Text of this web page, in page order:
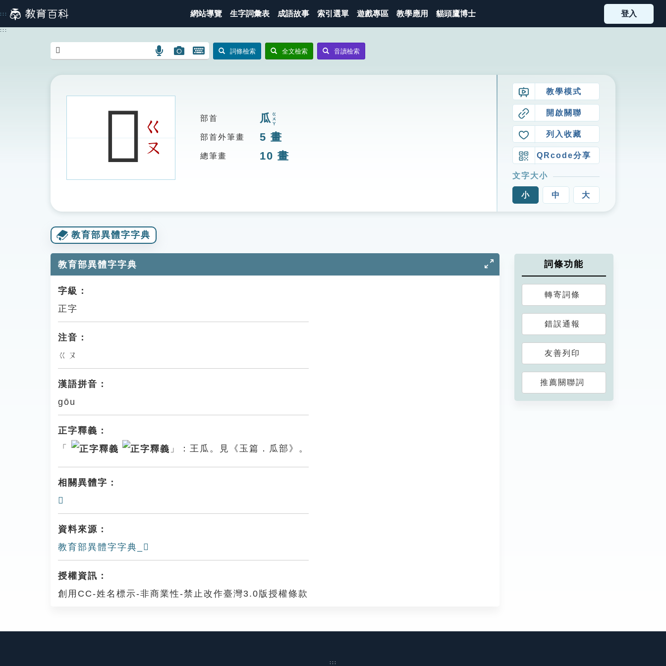
到
主
::: 網站導覽 生字詞彙表 成語故事 索引選單 遊戲專區 教學應用 貓頭鷹博士 登入
:::
語
搜
圖
圖
搜
開
鍵
詞條檢索 全文檢索 音讀檢索
𤫱ㄍ
ㄡ
部首 瓜 ㄍㄨㄚ
部首外筆畫 5 畫
總筆畫 10 畫
教學模式
開啟關聯
列入收藏
QRcode分享
文字大小
小 中 大
教育部異體字字典
教育部異體字字典
字級：
正字
注音：
ㄍㄡ
漢語拼音：
gōu
正字釋義：
「
」：王瓜。見《玉篇．瓜部》。
相關異體字：
𤬈
資料來源：
教育部異體字字典_𤫱
授權資訊：
創用CC-姓名標示-非商業性-禁止改作臺灣3.0版授權條款
詞條功能
轉寄詞條
錯誤通報
友善列印
推薦關聯詞
:::